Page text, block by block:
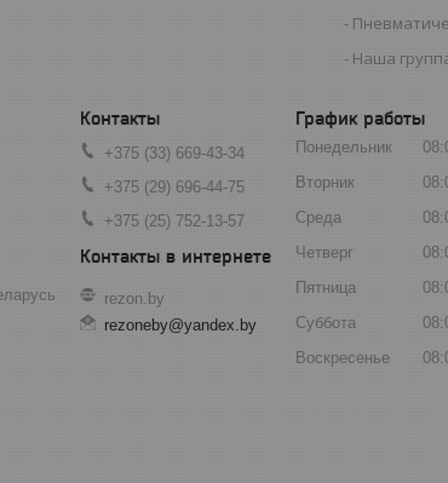
Наша
+375 (33) 669-43-34
+375 (29) 696-44-75
+375 (25) 752-13-57
rezon.by
rezoneby@yandex.by
График работы
Понедельник
Вторник
Среда
Четверг
Пятница
Суббота
Воскресенье